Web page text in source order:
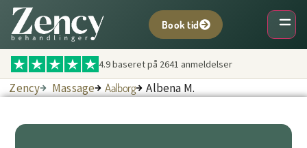
Book tid
4.9 baseret på 2641 anmeldelser
Zency Massage Aalborg Albena M.